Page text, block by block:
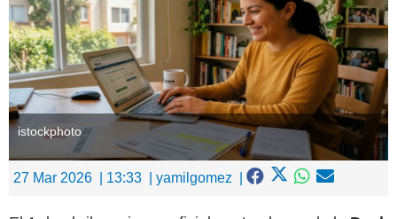
istockphoto
27 Mar 2026 13:33 yamilgomez